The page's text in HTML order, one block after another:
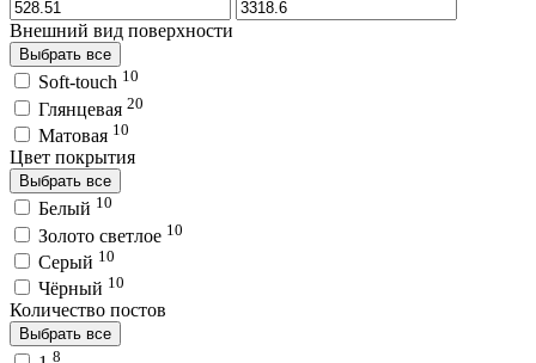
Внешний вид поверхности
Выбрать все
Soft-touch 10
Глянцевая 20
Матовая 10
Цвет покрытия
Выбрать все
Белый 10
Золото светлое 10
Серый 10
Чёрный 10
Количество постов
Выбрать все
8